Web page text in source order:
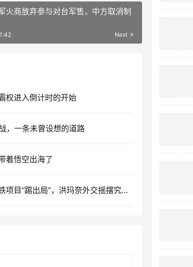
火商放弃参与对台军售，中方取消制
Next
权进入倒计时的开始
，一条未曾设想的道路
着悟空出海了
柬埔寨被中国高铁项目“踢出局”，洪玛奈外交摇摆究竟为何？